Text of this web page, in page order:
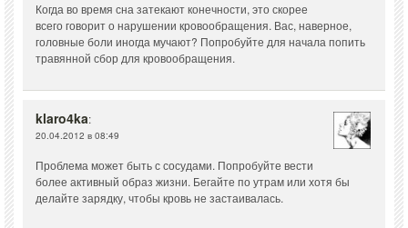
Когда во время сна затекают конечности, это скорее
всего говорит о нарушении кровообращения. Вас, наверное,
головные боли иногда мучают? Попробуйте для начала попить
травянной сбор для кровообращения.
klaro4ka:
20.04.2012 в 08:49
Проблема может быть с сосудами. Попробуйте вести
более активный образ жизни. Бегайте по утрам или хотя бы
делайте зарядку, чтобы кровь не застаивалась.